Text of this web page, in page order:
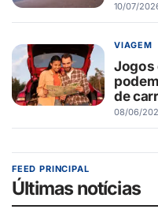
10/07/
VIAGEM
Jogos
de
08/06/
FEED PRINCIPAL
Últimas notícias